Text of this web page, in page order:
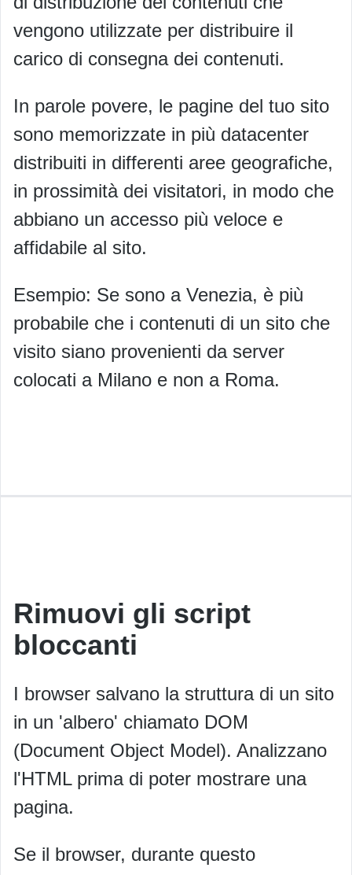
vengono utilizzate per distribuire il
carico di consegna dei contenuti.
In parole povere, le pagine del tuo sito
sono memorizzate in più datacenter
distribuiti in differenti aree geografiche,
in prossimità dei visitatori, in modo che
abbiano un accesso più veloce e
affidabile al sito.
Esempio: Se sono a Venezia, è più
probabile che i contenuti di un sito che
visito siano provenienti da server
colocati a Milano e non a Roma.
Rimuovi gli script
bloccanti
I browser salvano la struttura di un sito
in un 'albero' chiamato DOM
(Document Object Model). Analizzano
l'HTML prima di poter mostrare una
pagina.
Se il browser, durante questo